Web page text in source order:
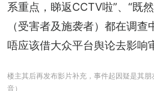
系重点，睇返CCTV啦”、“既
（受害者及施袭者）都在调
唔应该借大众平台舆论去影响
楼主其后再发布影片补充，事件起因疑是其
音）